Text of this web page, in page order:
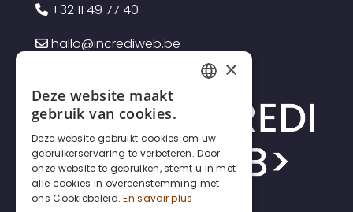
+32 11 49 77 40
hallo@incrediweb.be
DUTCH
ENGLISH
×
Deze website maakt
gebruik van cookies.
Deze website gebruikt cookies om uw
gebruikerservaring te verbeteren. Door
onze website te gebruiken, stemt u in met
alle cookies in overeenstemming met
ons Cookiebeleid. En savoir plus